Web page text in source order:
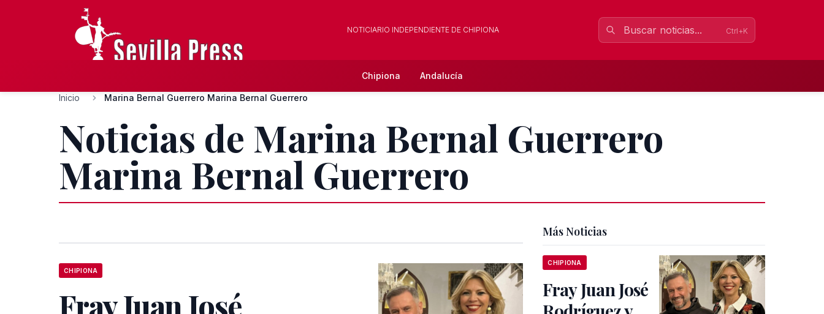
NOTICIARIO INDEPENDIENTE DE CHIPIONA Ctrl+K
Chipiona Andalucía
Inicio Marina Bernal Guerrero Marina Bernal Guerrero
Noticias de Marina Bernal Guerrero
Marina Bernal Guerrero
CHIPIONA
Fray Juan José
Más Noticias
CHIPIONA
Fray Juan José